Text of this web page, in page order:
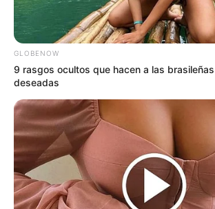
GLOBENOW
9 rasgos ocultos que hacen a las
deseadas